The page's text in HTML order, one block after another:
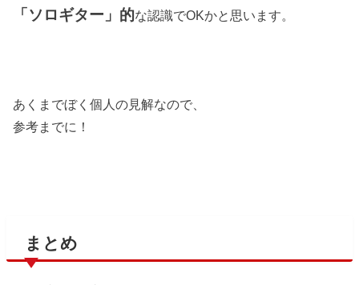
「ソロギター」的な認識でOKかと思います。
あくまでぼく個人の見解なので、
参考までに！
まとめ